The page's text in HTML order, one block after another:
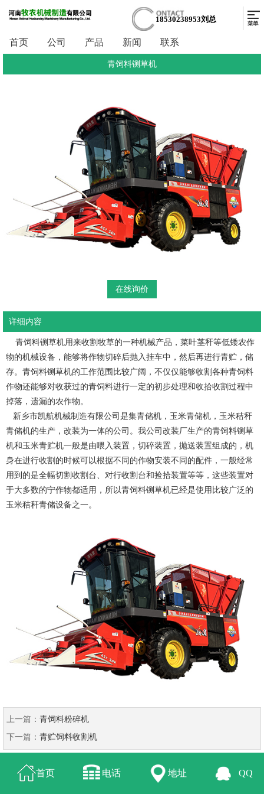
18530238953刘总
首页 公司 产品 新闻 联系
青饲料铡草机
在线询价
详细内容
青饲料铡草机用来收割牧草的一种机械产品，菜叶茎秆等低矮农作
物的机械设备，能够将作物切碎后抛入挂车中，然后再进行青贮，储
存。青饲料铡草机的工作范围比较广阔，不仅仅能够收割各种青饲料
作物还能够对收获过的青饲料进行一定的初步处理和收拾收割过程中
掉落，遗漏的农作物。
新乡市凯航机械制造有限公司是集青储机，玉米青储机，玉米秸秆
青储机的生产，改装为一体的公司。我公司改装厂生产的青饲料铡草
机和玉米青贮机一般是由喂入装置，切碎装置，抛送装置组成的，机
身在进行收割的时候可以根据不同的作物安装不同的配件，一般经常
用到的是全幅切割收割台、对行收割台和捡拾装置等等，这些装置对
于大多数的宁作物都适用，所以青饲料铡草机已经是使用比较广泛的
玉米秸秆青储设备之一。
上一篇： 青饲料粉碎机
下一篇： 青贮饲料收割机
首页 电话 地址 QQ